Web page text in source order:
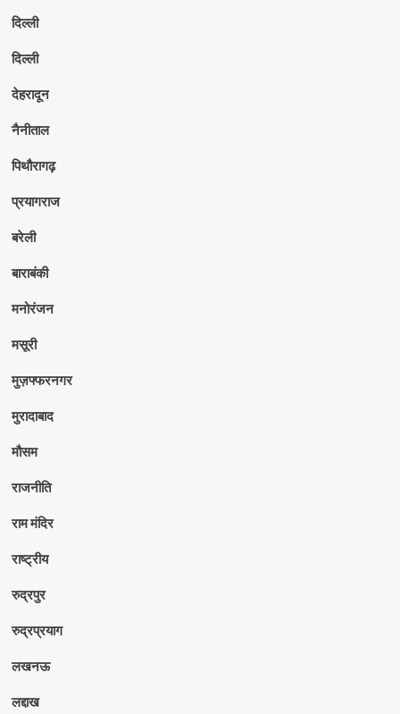
दिल्ली
दिल्ली
देहरादून
नैनीताल
पिथौरागढ़
प्रयागराज
बरेली
बाराबंकी
मनोरंजन
मसूरी
मुज़फ्फरनगर
मुरादाबाद
मौसम
राजनीति
राम मंदिर
राष्ट्रीय
रुद्रपुर
रुद्रप्रयाग
लखनऊ
लद्दाख